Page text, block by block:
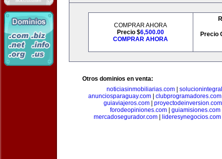
COMPRAR AHORA
Precio $6,500.00
COMPRAR AHORA
Precio
Otros dominios en venta:
noticiasinmobiliarias.com
anunciosparaguay.com
clubprogramadores.com
guiaviajeros.com| proyectodeinversion.com
forodeopiniones.com
guiamisiones.com
mercadosegurador.com
lideresynegocios.com